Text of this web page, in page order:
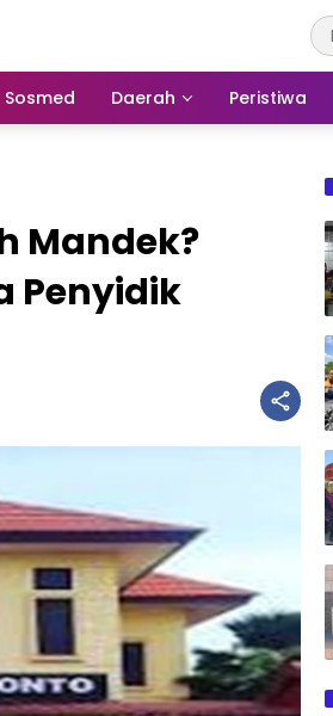
Sosmed Daerah Peristiwa
Mandek?
Penyidik